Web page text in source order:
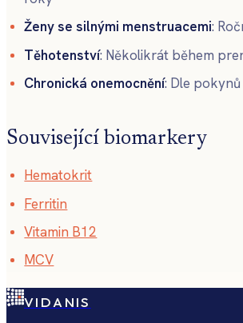
Ženy se silnými menstruacemi:
Těhotenství: Několikrát během
Chronická onemocnění: Dle pokynů
Související biomarkery
Hematokrit
Ferritin
Vitamin B12
MCV
VIDANIS